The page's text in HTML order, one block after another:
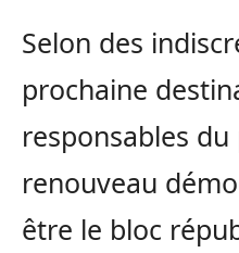
Selon des
prochaine
responsables
renouveau
être le bloc